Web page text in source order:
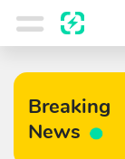
Breaking
News